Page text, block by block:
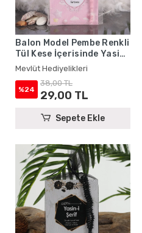
Balon Model Pembe Renkli
Tül Kese İçerisinde Yasin
Kitabı ve Tesbih - Mevlüt
Hediyelikleri
Mevlüt Hediyelikleri
%24
38,00 TL
29,00 TL
Sepete Ekle